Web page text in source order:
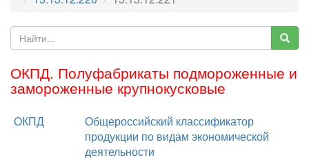
ОКПД. Полуфабрикаты подмороженные и
замороженные крупнокусковые
ОКПД
Общероссийский классификатор
продукции по видам экономической
деятельности